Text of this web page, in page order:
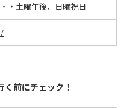
・土曜午後、日曜祝日
く前にチェック！